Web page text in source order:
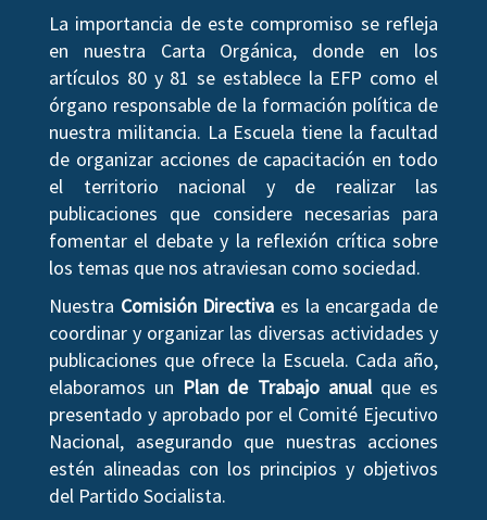
La importancia de este compromiso se refleja
en nuestra Carta Orgánica, donde en los
artículos 80 y 81 se establece la EFP como el
órgano responsable de la formación política de
nuestra militancia. La Escuela tiene la facultad
de organizar acciones de capacitación en todo
el territorio nacional y de realizar las
publicaciones que considere necesarias para
fomentar el debate y la reflexión crítica sobre
los temas que nos atraviesan como sociedad.
Nuestra Comisión Directiva es la encargada de
coordinar y organizar las diversas actividades y
publicaciones que ofrece la Escuela. Cada año,
elaboramos un Plan de Trabajo anualque es
presentado y aprobado por el Comité Ejecutivo
Nacional, asegurando que nuestras acciones
estén alineadas con los principios y objetivos
del Partido Socialista.